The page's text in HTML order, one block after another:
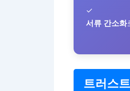
✓
서류 간소화
트러스